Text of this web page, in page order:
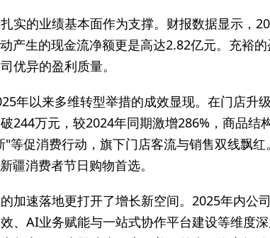
实的业绩基本面作为支撑。财报数据显示，
产生的现金流净额更是高达2.82亿元。充裕
优异的盈利质量。
年以来多维转型举措的成效显现。在门店升
244万元，较2024年同期激增286%，商品
等促消费行动，旗下门店客流与销售双线飘
疆消费者节日购物首选。
加速落地更打开了增长新空间。2025年内公
、AI业务赋能与一站式协作平台建设等维度